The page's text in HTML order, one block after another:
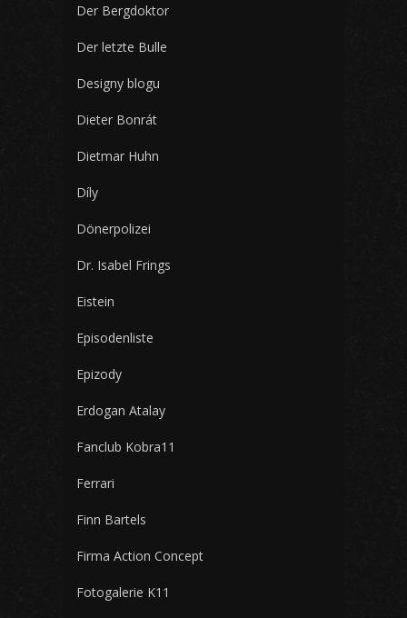
Der Bergdoktor
Der letzte Bulle
Designy blogu
Dieter Bonrát
Dietmar Huhn
Díly
Dönerpolizei
Dr. Isabel Frings
Eistein
Episodenliste
Epizody
Erdogan Atalay
Fanclub Kobra11
Ferrari
Finn Bartels
Firma Action Concept
Fotogalerie K11